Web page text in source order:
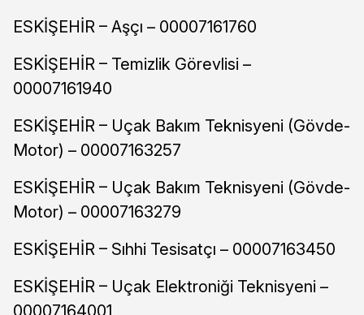
ESKİŞEHİR – Aşçı – 00007161760
ESKİŞEHİR – Temizlik Görevlisi –
00007161940
ESKİŞEHİR – Uçak Bakım Teknisyeni (Gövde-
Motor) – 00007163257
ESKİŞEHİR – Uçak Bakım Teknisyeni (Gövde-
Motor) – 00007163279
ESKİŞEHİR – Sıhhi Tesisatçı – 00007163450
ESKİŞEHİR – Uçak Elektroniği Teknisyeni –
00007164001